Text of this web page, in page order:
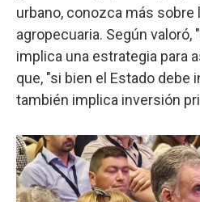
urbano, conozca más sobre
agropecuaria. Según valoró,
implica una estrategia para
que, "si bien el Estado debe
también implica inversión